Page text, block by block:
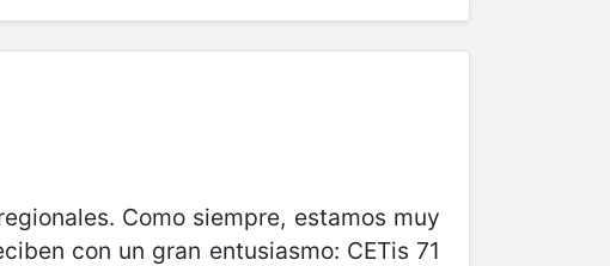
Como siempre, estamos muy
con un gran entusiasmo: CETis 71